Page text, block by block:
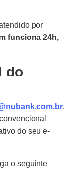
por
funciona 24h,
do
.
do seu e-
o seguinte